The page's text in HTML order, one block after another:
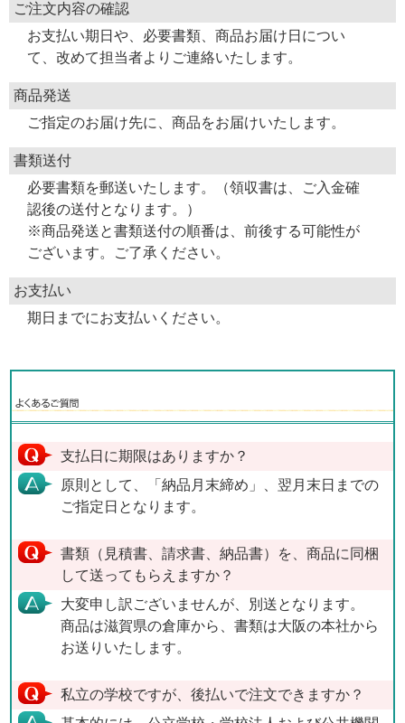
ご注文内容の確認
お支払い期日や、必要書類、商品お届け日につい
て、改めて担当者よりご連絡いたします。
商品発送
ご指定のお届け先に、商品をお届けいたします。
書類送付
必要書類を郵送いたします。（領収書は、ご入金確
認後の送付となります。）
※商品発送と書類送付の順番は、前後する可能性が
ございます。ご了承ください。
お支払い
期日までにお支払いください。
支払日に期限はありますか？
原則として、「納品月末締め」、翌月末日までの
ご指定日となります。
書類（見積書、請求書、納品書）を、商品に同梱
して送ってもらえますか？
大変申し訳ございませんが、別送となります。
商品は滋賀県の倉庫から、書類は大阪の本社から
お送りいたします。
私立の学校ですが、後払いで注文できますか？